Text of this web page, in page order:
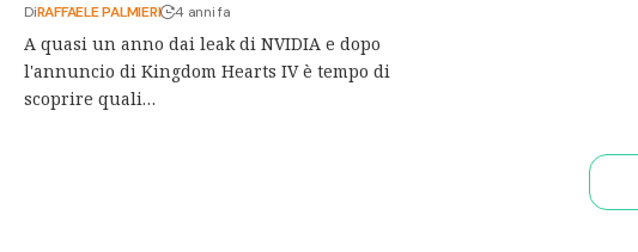
DiRAFFAELE PALMIERI 4 anni fa
A quasi un anno dai leak di NVIDIA e dopo
l'annuncio di Kingdom Hearts IV è tempo di
scoprire quali…